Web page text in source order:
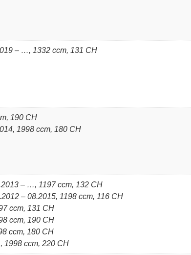
– …, 1332 ccm, 131 CH
190 CH
1998 ccm, 180 CH
– …, 1197 ccm, 132 CH
– 08.2015, 1198 ccm, 116 CH
ccm, 131 CH
ccm, 190 CH
ccm, 180 CH
1998 ccm, 220 CH